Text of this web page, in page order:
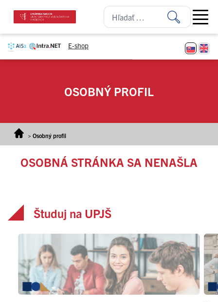
E-shop
Open
OSOBNÝ PROFIL
> Osobný profil
OSOBNÁ STRÁNKA SA NENAŠLA
Študuj na UPJŠ